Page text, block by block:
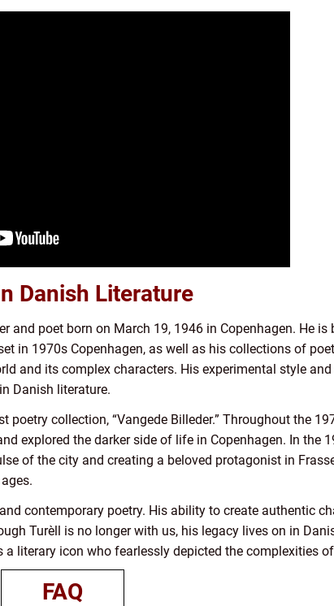
Danish Literature
and poet born on March 19, 1946 in Copenhagen. He
in 1970s Copenhagen, as well as his collections of
and its complex characters. His experimental style
Danish literature.
collection, “Vangede Billeder.” Throughout the
explored the darker side of life in Copenhagen. In the
of the city and creating a beloved protagonist in
contemporary poetry. His ability to create authentic
Turèll is no longer with us, his legacy lives on in
literary icon who fearlessly depicted the complexities
FAQ